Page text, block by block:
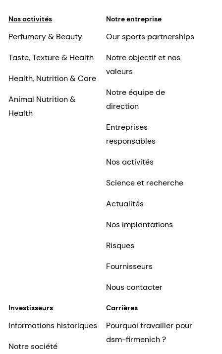
Nos activités
Perfumery & Beauty
Taste, Texture & Health
Health, Nutrition & Care
Animal Nutrition &
Health
Notre entreprise
Our sports partnerships
Notre objectif et nos
valeurs
Notre équipe de
direction
Entreprises
responsables
Nos activités
Science et recherche
Actualités
Nos implantations
Risques
Fournisseurs
Nous contacter
Investisseurs
Informations historiques
Notre société
Carrières
Pourquoi travailler pour
dsm-firmenich ?